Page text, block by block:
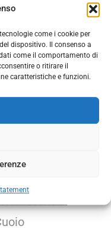
come i cookie per
dispositivo. Il consenso a
come il comportamento di
o ritirare il
caratteristiche e funzioni.